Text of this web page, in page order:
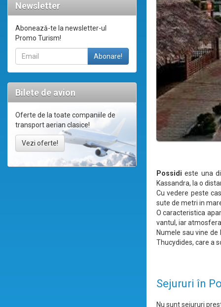
Newsletter
Abonează-te la newsletter-ul
Promo Turism!
Bilete de avion
Oferte de la toate companiile de
transport aerian clasice!
Vezi oferte!
Possidieste una
Kassandra, la o
Cu vedere peste
sute de metri in
O caracteristica
vantul, iar
Numele sau vine
Thucydides, care a
Sejururi în
Nu sunt sejururi